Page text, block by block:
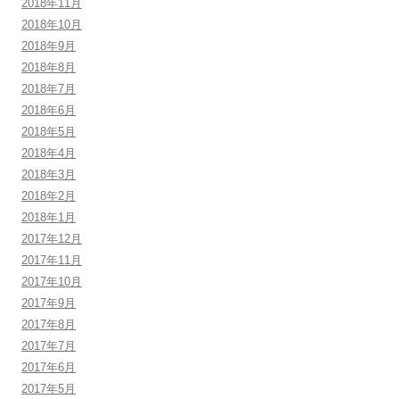
2018年11月
2018年10月
2018年9月
2018年8月
2018年7月
2018年6月
2018年5月
2018年4月
2018年3月
2018年2月
2018年1月
2017年12月
2017年11月
2017年10月
2017年9月
2017年8月
2017年7月
2017年6月
2017年5月